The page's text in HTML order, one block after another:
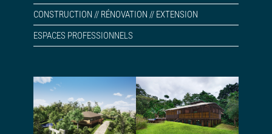
CONSTRUCTION // RÉNOVATION // EXTENSION
ESPACES PROFESSIONNELS
Conception et
permis d’une
maison en paille
porteuse
Permis de
construire pour
une maison dans
la jungle